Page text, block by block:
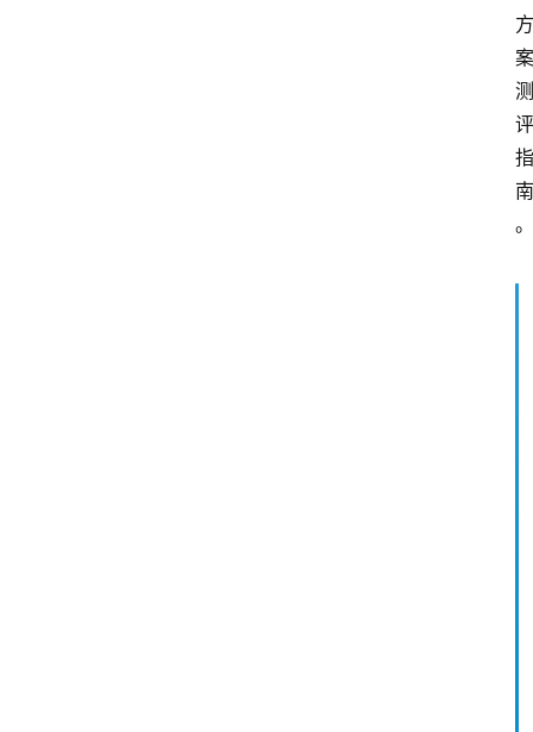
方
案
测
评
指
南
。